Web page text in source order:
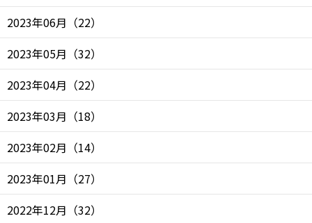
2023年06月 （22）
2023年05月 （32）
2023年04月 （22）
2023年03月 （18）
2023年02月 （14）
2023年01月 （27）
2022年12月 （32）